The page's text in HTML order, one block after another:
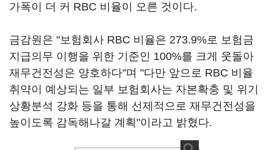
가폭이 더 커 RBC 비율이 오른 것이다.
금감원은 "보험회사 RBC 비율은 273.9%로 보험금
지급의무 이행을 위한 기준인 100%를 크게 웃돌아
재무건전성은 양호하다"며 "다만 앞으로 RBC 비율
취약이 예상되는 일부 보험회사는 자본확충 및 위기
상황분석 강화 등을 통해 선제적으로 재무건전성을
높이도록 감독해나갈 계획"이라고 밝혔다.